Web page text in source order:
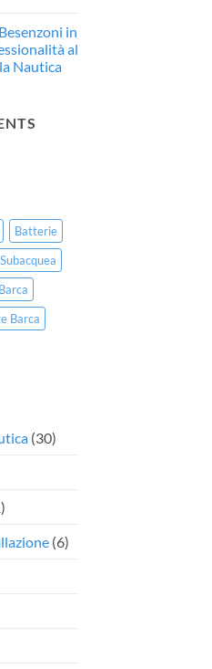
in
al
Nautica
Batterie
Barca
(30)
(6)